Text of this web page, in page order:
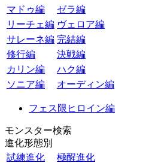
マドゥ編
ゼラ編
リーチェ編 ヴェロア編
サレーネ編 完結編
修行編
決戦編
カリン編
ハク編
ソニア編
オーディン編
フェス限ヒロイン編
モンスター検索
進化形態別
試練進化
極醒進化